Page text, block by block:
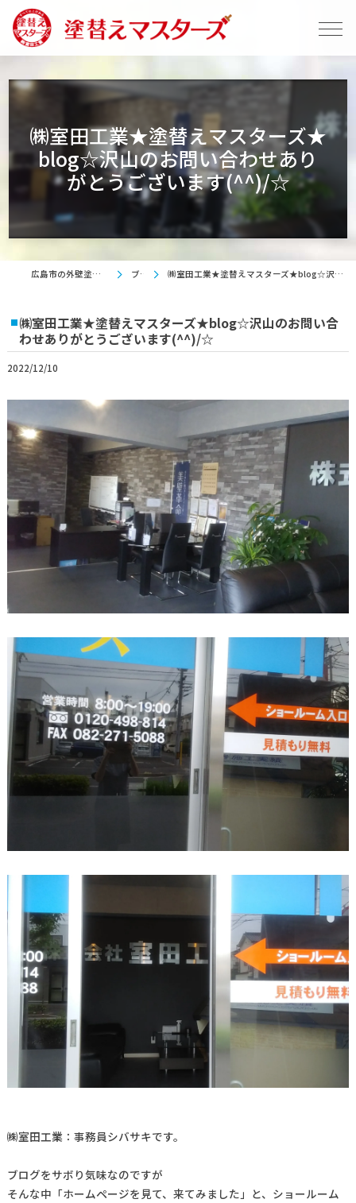
㈱室田工業★塗替えマスターズ★
blog☆沢山のお問い合わせあり
がとうございます(^^)/☆
広島市の外壁塗装は塗替えマスターズ ブログ ㈱室田工業★塗替えマスターズ★blog☆沢山のお問い合わせありがとうございます(^^)/☆
㈱室田工業★塗替えマスターズ★blog☆沢山のお問い合
わせありがとうございます(^^)/☆
2022/12/10
㈱室田工業：事務員シバサキです。
ブログをサボり気味なのですが
そんな中「ホームページを見て、来てみました」と、ショールーム